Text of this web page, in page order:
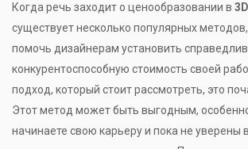
Когда речь заходит о ценообразовании в
существует несколько популярных
помочь дизайнерам установить
конкурентоспособную стоимость своей
подход, который стоит рассмотреть, это
Этот метод может быть выгодным,
начинаете свою карьеру и пока не уверены